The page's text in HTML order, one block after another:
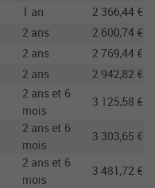
1 an
2 366,44 €
2 ans
2 600,74 €
2 ans
2 769,44 €
2 ans
2 942,82 €
2 ans et 6
mois
3 125,58 €
2 ans et 6
mois
3 303,65 €
2 ans et 6
mois
3 481,72 €